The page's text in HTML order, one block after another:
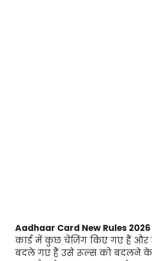
Aadhaar Card New Rules 2026
कार्ड में कुछ चेंजिंग किए गए हैं
बदले गए हैं उसे रूल्स को बदलने के